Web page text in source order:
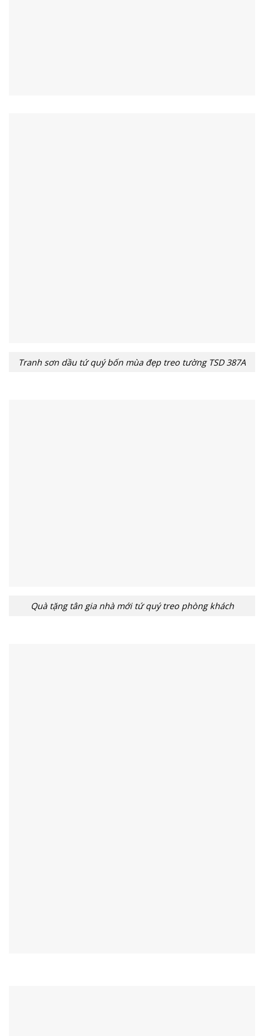
Tranh sơn dầu tứ quý bốn mùa đẹp treo tường TSD 387A
Quà tặng tân gia nhà mới tứ quý treo phòng khách